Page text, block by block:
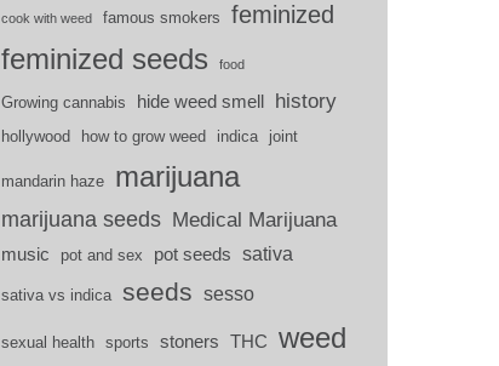
cook with weed famous smokers feminized
feminized seeds food
Growing cannabis hide weed smell history
hollywood how to grow weed indica joint
mandarin haze marijuana
marijuana seeds Medical Marijuana
music pot and sex pot seeds sativa
sativa vs indica seeds sesso
sexual health sports stoners THC weed